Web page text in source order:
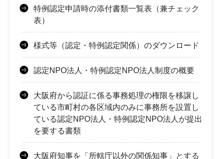
特例認定申請時の添付書類一覧表（兼チェック
表）
様式等（認定・特例認定関係）のダウンロード
認定NPO法人・特例認定NPO法人制度の概要
大阪府から認証に係る事務処理の権限を移譲し
ている市町村の各区域内のみに事務所を設置し
ている認定NPO法人・特例認定NPO法人が提出
を要する書類
大阪府知事を「所轄庁以外の関係知事」とする